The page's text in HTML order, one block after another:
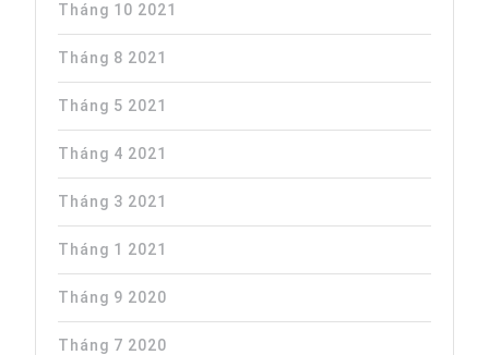
Tháng 10 2021
Tháng 8 2021
Tháng 5 2021
Tháng 4 2021
Tháng 3 2021
Tháng 1 2021
Tháng 9 2020
Tháng 7 2020